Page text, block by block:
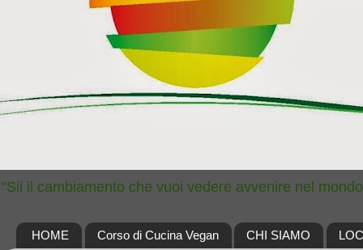
"Sii il cambiamento che vuoi vedere avvenire nel
HOME Corso di Cucina Vegan CHI SIAMO